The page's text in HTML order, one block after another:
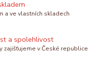
a ve vlastních skladech
a spolehlivost
zajišťujeme v České